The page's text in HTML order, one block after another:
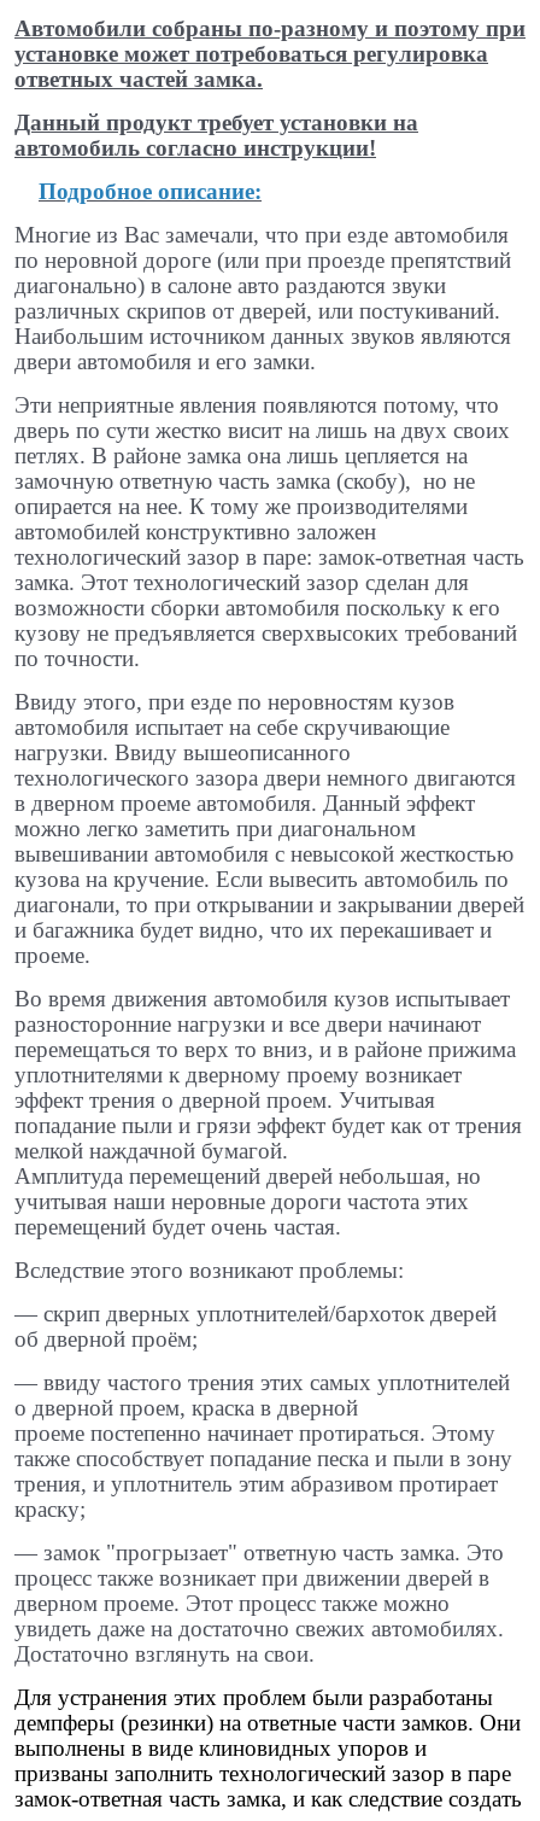
Автомобили собраны по-разному и поэтому при
установке может потребоваться регулировка
ответных частей замка.
Данный продукт требует установки на
автомобиль согласно инструкции!
Подробное описание:
Многие из Вас замечали, что при езде автомобиля
по неровной дороге (или при проезде препятствий
диагонально) в салоне авто раздаются звуки
различных скрипов от дверей, или постукиваний.
Наибольшим источником данных звуков являются
двери автомобиля и его замки.
Эти неприятные явления появляются потому, что
дверь по сути жестко висит на лишь на двух своих
петлях. В районе замка она лишь цепляется на
замочную ответную часть замка (скобу), но не
опирается на нее. К тому же производителями
автомобилей конструктивно заложен
технологический зазор в паре: замок-ответная часть
замка. Этот технологический зазор сделан для
возможности сборки автомобиля поскольку к его
кузову не предъявляется сверхвысоких требований
по точности.
Ввиду этого, при езде по неровностям кузов
автомобиля испытает на себе скручивающие
нагрузки. Ввиду вышеописанного
технологического зазора двери немного двигаются
в дверном проеме автомобиля. Данный эффект
можно легко заметить при диагональном
вывешивании автомобиля с невысокой жесткостью
кузова на кручение. Если вывесить автомобиль по
диагонали, то при открывании и закрывании дверей
и багажника будет видно, что их перекашивает и
проеме.
Во время движения автомобиля кузов испытывает
разносторонние нагрузки и все двери начинают
перемещаться то верх то вниз, и в районе прижима
уплотнителями к дверному проему возникает
эффект трения о дверной проем. Учитывая
попадание пыли и грязи эффект будет как от трения
мелкой наждачной бумагой.
Амплитуда перемещений дверей небольшая, но
учитывая наши неровные дороги частота этих
перемещений будет очень частая.
Вследствие этого возникают проблемы: ​
— скрип дверных уплотнителей/бархоток дверей
об дверной проём; ​
— ввиду частого трения этих самых уплотнителей
о дверной проем, краска в дверной
проеме постепенно начинает протираться. Этому
также способствует попадание песка и пыли в зону
трения, и уплотнитель этим абразивом протирает
краску; ​
— замок "прогрызает" ответную часть замка. Это
процесс также возникает при движении дверей в
дверном проеме. Этот процесс также можно
увидеть даже на достаточно свежих автомобилях.
Достаточно взглянуть на свои.
Для устранения этих проблем были разработаны
демпферы (резинки) на ответные части замков. Они
выполнены в виде клиновидных упоров и
призваны заполнить технологический зазор в паре
замок-ответная часть замка, и как следствие создать